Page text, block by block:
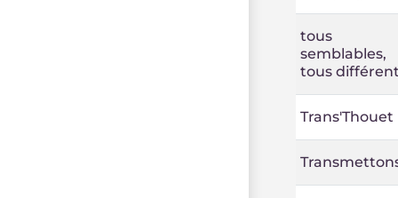
tous
semblables,
tous
Trans'Thouet